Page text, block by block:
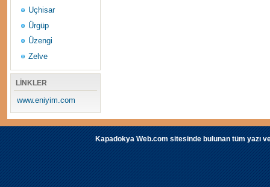
Uçhisar
Ürgüp
Üzengi
Zelve
LİNKLER
www.eniyim.com
Kapadokya Web.com sitesinde bulunan tüm yazı